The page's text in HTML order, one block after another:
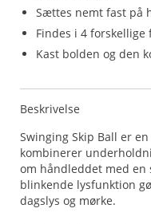
Sættes nemt fast på
Findes i 4 forskellige
Kast bolden og den
Beskrivelse
Swinging Skip Ball er
kombinerer
om håndleddet med en
blinkende lysfunktion
dagslys og mørke.